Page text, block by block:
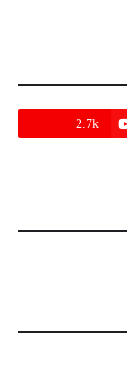
2.7k